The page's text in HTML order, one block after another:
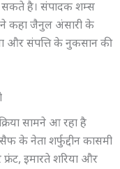
सकते है। संपादक शम्स
ने कहा जैनुल अंसारी के
और संपत्ति के नुकसान की
सामने आ रहा है
के नेता शर्फुद्दीन कासमी
फ्रंट, इमारते शरिया और